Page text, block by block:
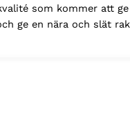
som kommer att
ge en nära och slät